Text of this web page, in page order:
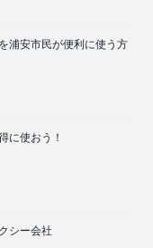
浦安市民が便利に使う方
に使おう！
シー会社